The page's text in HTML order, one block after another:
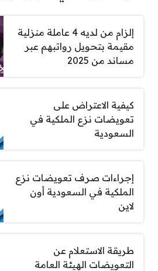
إلزام من لديه 4 عاملة منزلية
مقيمة بتحويل رواتبهم عبر
مساند من 2025
كيفية الاعتراض على
تعويضات نزع الملكية في
السعودية
إجراءات صرف تعويضات نزع
الملكية في السعودية أون
لاين
طريقة الاستعلام عن
التعويضات الهيئة العامة